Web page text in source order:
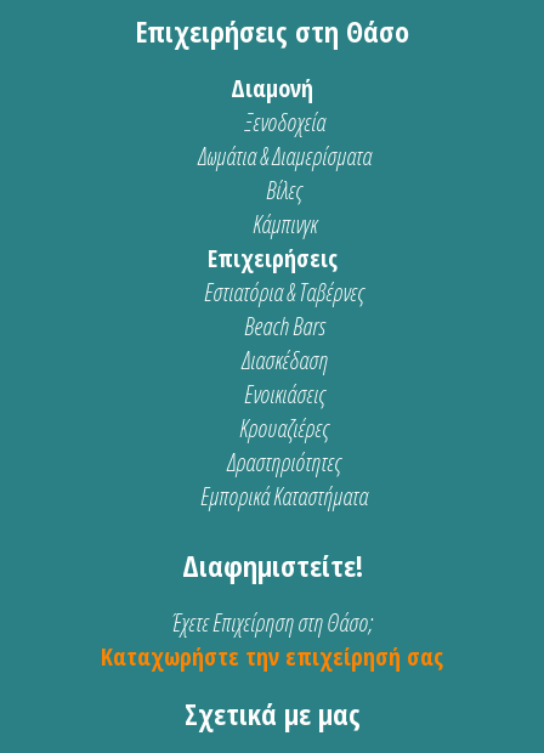
Επιχειρήσεις στη Θάσο
Διαμονή
Ξενοδοχεία
Δωμάτια & Διαμερίσματα
Βίλες
Κάμπινγκ
Επιχειρήσεις
Εστιατόρια & Ταβέρνες
Beach Bars
Διασκέδαση
Ενοικιάσεις
Κρουαζιέρες
Δραστηριότητες
Εμπορικά Καταστήματα
Διαφημιστείτε!
Έχετε Επιχείρηση στη Θάσο;
Καταχωρήστε την επιχείρησή σας
Σχετικά με μας